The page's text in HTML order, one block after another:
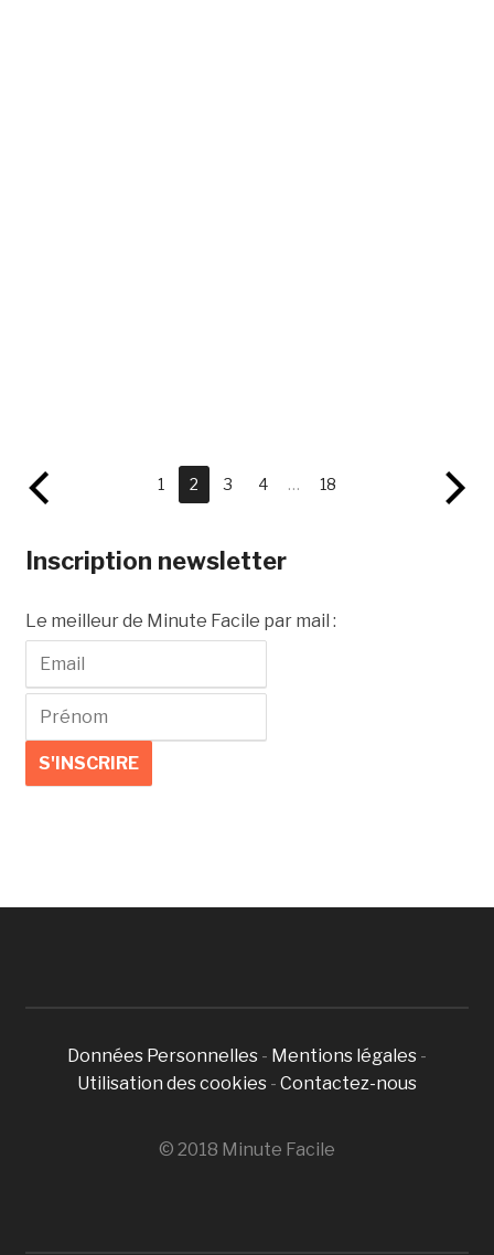
1 2 3 4 … 18
Inscription newsletter
Le meilleur de Minute Facile par mail :
Données Personnelles - Mentions légales -
Utilisation des cookies - Contactez-nous
© 2018 Minute Facile